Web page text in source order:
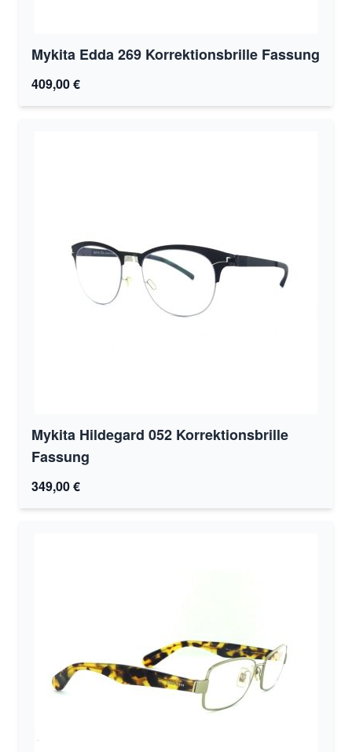
Mykita Edda 269 Korrektionsbrille Fassung
409,00 €
Mykita Hildegard 052 Korrektionsbrille
Fassung
349,00 €